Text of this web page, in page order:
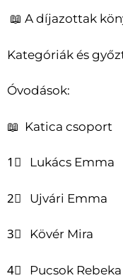
📖 A díjazottak
Kategóriák és
Óvodások:
📖 Katica csoport
1⃣ Lukács Emma
2⃣ Ujvári Emma
3⃣ Kövér Mira
4⃣ Pucsok Rebeka